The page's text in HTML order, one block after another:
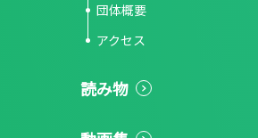
団体概要
アクセス
読み物